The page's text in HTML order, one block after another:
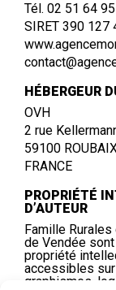
Tél. 02 51 64
SIRET 390 127
HÉBERGEUR
OVH
2 rue
59100
FRANCE
PROPRIÉTÉ
D’AUTEUR
Famille
de Vendée
propriété
accessibles
graphismes,